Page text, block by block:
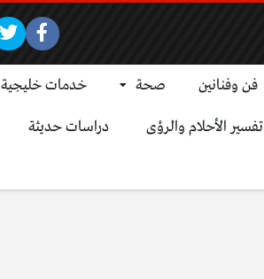
فن وفنانين صحة خدمات خليجية
تفسير الأحلام والرؤى دراسات حديثة